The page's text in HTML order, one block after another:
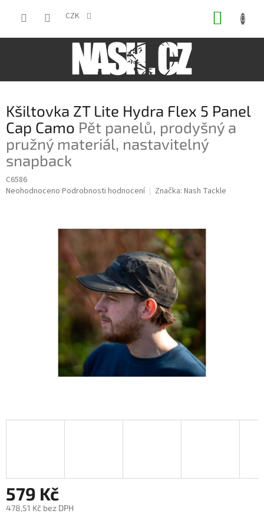
CZK
Kšiltovka ZT Lite Hydra Flex 5 Panel
Cap Camo Pět panelů, prodyšný a
pružný materiál, nastavitelný
snapback
C6586
Průměrné
Neohodnoceno Podrobnosti hodnocení Značka: Nash Tackle
579 Kč
478,51 Kč bez DPH